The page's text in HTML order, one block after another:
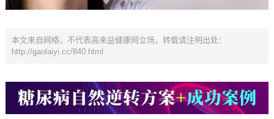
本文来自网络，不代表高来益健康网立场，转载请注明出处：
http://gaolaiyi.cc/840.html